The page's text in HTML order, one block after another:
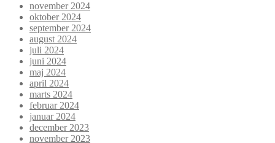
november 2024
oktober 2024
september 2024
august 2024
juli 2024
juni 2024
maj 2024
april 2024
marts 2024
februar 2024
januar 2024
december 2023
november 2023